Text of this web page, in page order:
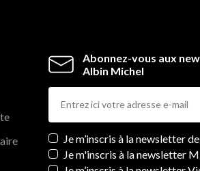
Abonnez-vous aux
Albin Michel
Newsletters
Je m’inscris à la newsletter
Je m'inscris à la newsletter